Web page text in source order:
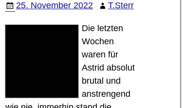
25. November 2022 T.Sterr
Die letzten
Wochen
waren für
Astrid absolut
brutal und
anstrengend